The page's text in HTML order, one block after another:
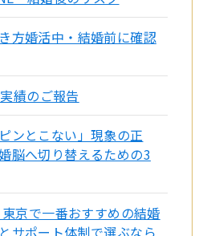
方婚活中・結婚前に確認
績のご報告
ンとこない」現象の正
脳へ切り替えるための3
東京で一番おすすめの結婚
サポート体制で選ぶなら